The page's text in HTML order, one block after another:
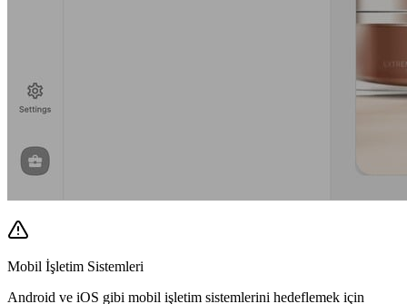
Mobil İşletim Sistemleri
Android ve iOS gibi mobil işletim sistemlerini hedeflemek için